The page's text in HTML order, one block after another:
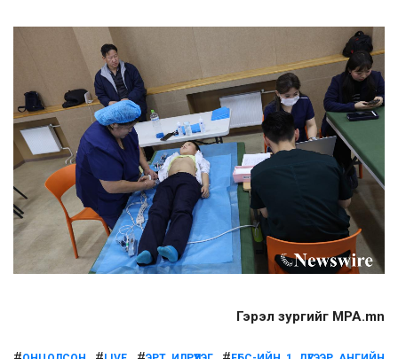
Гэрэл зургийг MPA.mn